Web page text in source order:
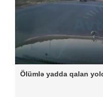
Ölümlə yadda qalan